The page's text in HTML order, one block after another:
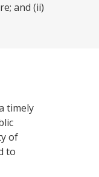
and (ii)
timely
of
to